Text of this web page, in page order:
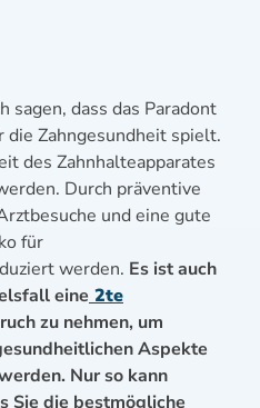
sagen, dass das Paradont
Zahngesundheit spielt.
des Zahnhalteapparates
Durch präventive
und eine gute
für
werden. Es ist auch
eine 2te
zu nehmen, um
Aspekte
Nur so kann
Sie die bestmögliche